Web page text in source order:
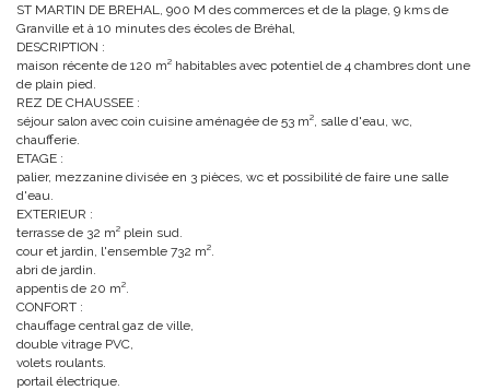
ST MARTIN DE BREHAL, 900 M des commerces et de la plage, 9 kms de
Granville et à 10 minutes des écoles de Bréhal,
DESCRIPTION :
maison récente de 120 m² habitables avec potentiel de 4 chambres dont une
de plain pied.
REZ DE CHAUSSEE :
séjour salon avec coin cuisine aménagée de 53 m², salle d'eau, wc,
chaufferie.
ETAGE :
palier, mezzanine divisée en 3 pièces, wc et possibilité de faire une salle
d'eau.
EXTERIEUR :
terrasse de 32 m² plein sud.
cour et jardin, l'ensemble 732 m².
abri de jardin.
appentis de 20 m².
CONFORT :
chauffage central gaz de ville,
double vitrage PVC,
volets roulants.
portail électrique.